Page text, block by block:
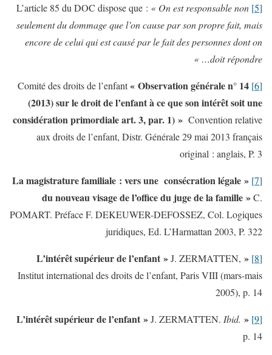
[5]
« On est responsable non
seulement du dommage que l’on cause par son propre fait, mais
encore de celui qui est causé par le fait des personnes dont on
doit répondre… »
[6]
« Observation générale n° 14
(2013) sur le droit de l’enfant à ce que son intérêt soit une
considération primordiale art. 3, par. 1) » Convention relative
aux droits de l’enfant, Distr. Générale 29 mai 2013 français
original : anglais, P. 3
[7]
« La magistrature familiale : vers une consécration légale
du nouveau visage de l’office du juge de la famille »C.
POMART. Préface F. DEKEUWER-DEFOSSEZ, Col. Logiques
juridiques, Ed. L’Harmattan 2003, P. 322
[8]
« L’intérêt supérieur de l’enfant »
J. ZERMATTEN,
Institut international des droits de l’enfant, Paris VIII (mars-mais
2005), p. 14
[9]
« L’intérêt supérieur de l’enfant »
J. ZERMATTEN. Ibid.
p. 14